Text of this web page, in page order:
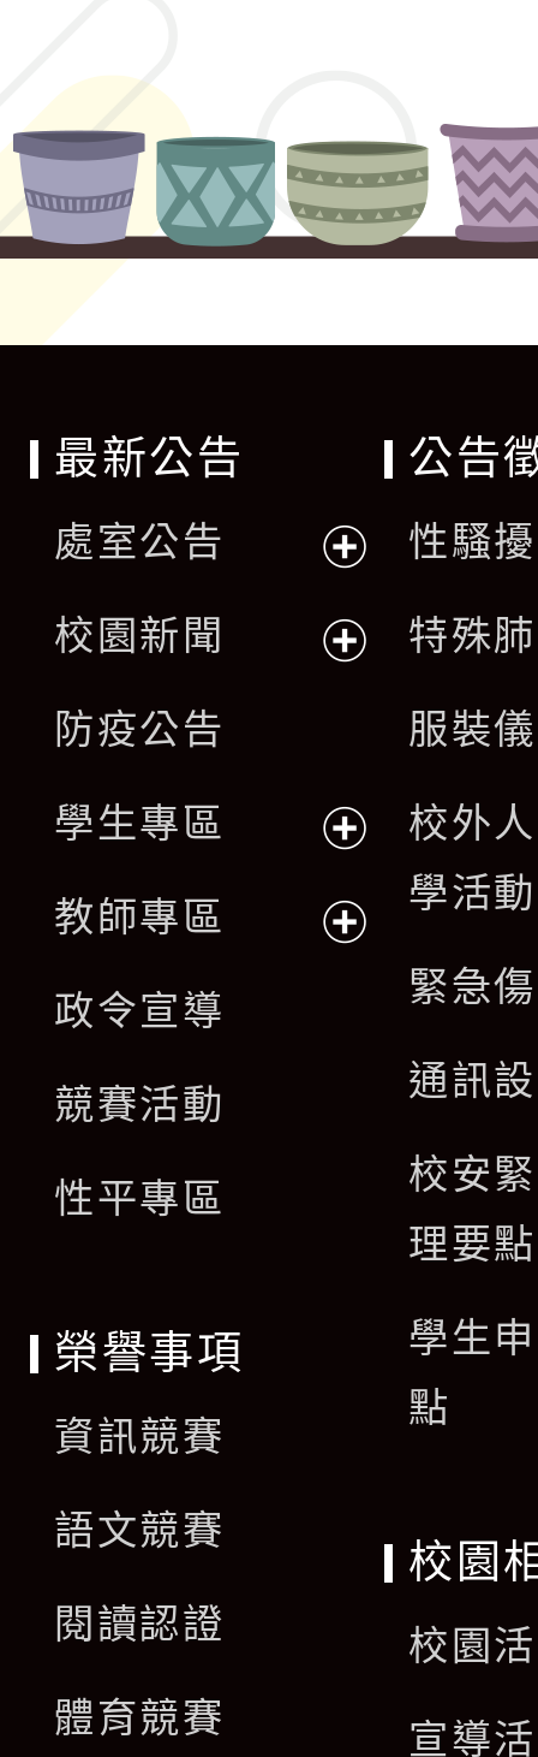
最新公告
處室公告
開
單
校園新聞
選
單
防疫公告
學生專區
開
教師專區
政令宣導
競賽活動
性平專區
公告
性騷
特殊
服裝
校外
學活
緊急
通訊
校安
理要點
學生
點
榮譽事項
資訊競賽
語文競賽
閱讀認證
體育競賽
校園
校園
宣導